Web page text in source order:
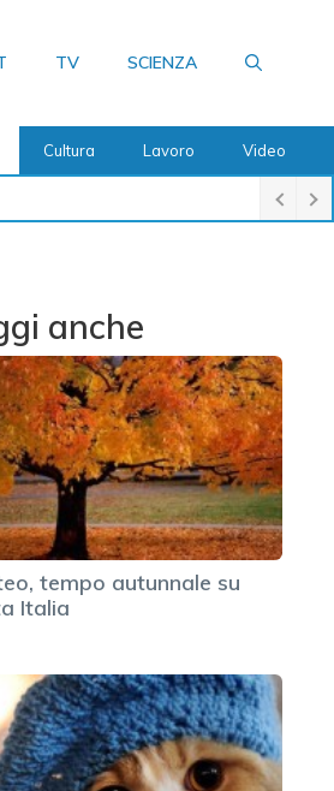
TV SCIENZA
Cultura Lavoro Video
anche
tempo autunnale su
Italia